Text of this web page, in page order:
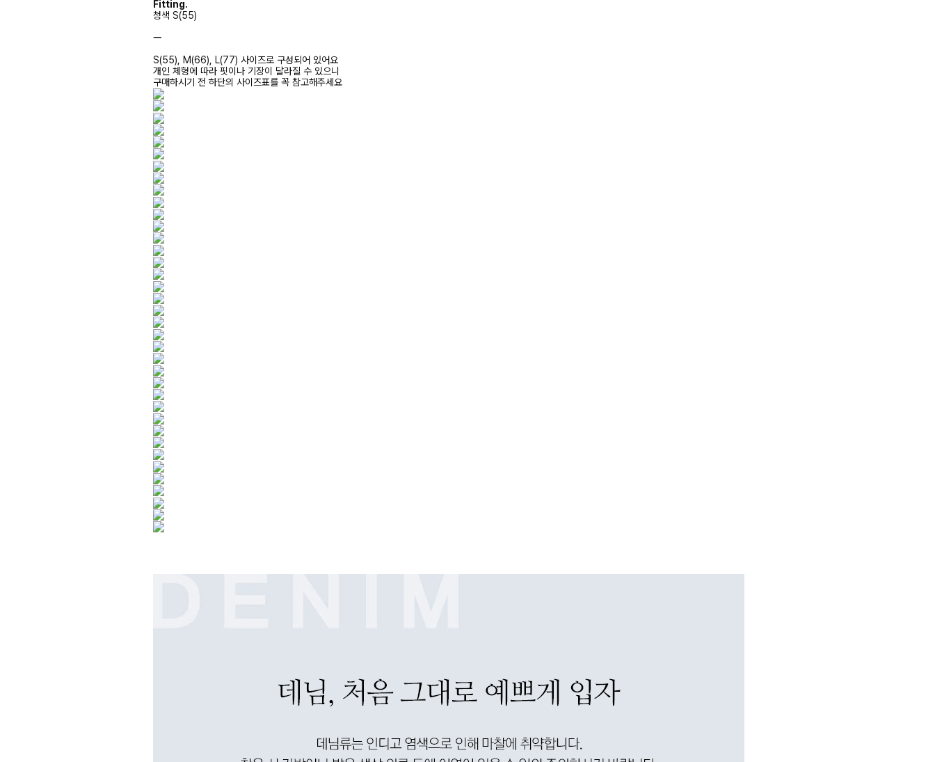
Fitting.
청색 S(55)
ㅡ
S(55), M(66), L(77) 사이즈로 구성되어 있어요
개인 체형에 따라 핏이나 기장이 달라질 수 있으니
구매하시기 전 하단의 사이즈표를 꼭 참고해주세요